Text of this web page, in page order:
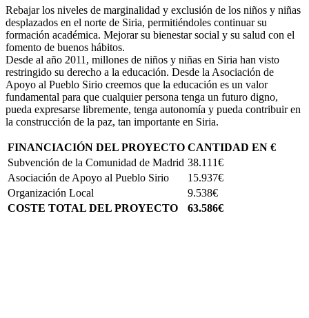
Rebajar los niveles de marginalidad y exclusión de los niños y niñas
desplazados en el norte de Siria, permitiéndoles continuar su
formación académica. Mejorar su bienestar social y su salud con el
fomento de buenos hábitos.
Desde al año 2011, millones de niños y niñas en Siria han visto
restringido su derecho a la educación. Desde la Asociación de
Apoyo al Pueblo Sirio creemos que la educación es un valor
fundamental para que cualquier persona tenga un futuro digno,
pueda expresarse libremente, tenga autonomía y pueda contribuir en
la construcción de la paz, tan importante en Siria.
FINANCIACIÓN DEL PROYECTO CANTIDAD EN €
Subvención de la Comunidad de Madrid 38.111€
Asociación de Apoyo al Pueblo Sirio
15.937€
Organización Local
9.538€
COSTE TOTAL DEL PROYECTO
63.586€